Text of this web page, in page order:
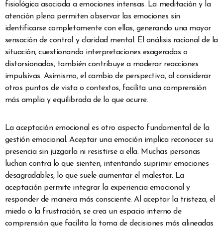
fisiológica asociada a emociones intensas. La meditación y la
atención plena permiten observar las emociones sin
identificarse completamente con ellas, generando una mayor
sensación de control y claridad mental. El análisis racional de la
situación, cuestionando interpretaciones exageradas o
distorsionadas, también contribuye a moderar reacciones
impulsivas. Asimismo, el cambio de perspectiva, al considerar
otros puntos de vista o contextos, facilita una comprensión
más amplia y equilibrada de lo que ocurre.
La aceptación emocional es otro aspecto fundamental de la
gestión emocional. Aceptar una emoción implica reconocer su
presencia sin juzgarla ni resistirse a ella. Muchas personas
luchan contra lo que sienten, intentando suprimir emociones
desagradables, lo que suele aumentar el malestar. La
aceptación permite integrar la experiencia emocional y
responder de manera más consciente. Al aceptar la tristeza, el
miedo o la frustración, se crea un espacio interno de
comprensión que facilita la toma de decisiones más alineadas